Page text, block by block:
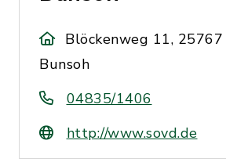
Blöckenweg 11, 25767
Bunsoh
04835/1406
http://www.sovd.de